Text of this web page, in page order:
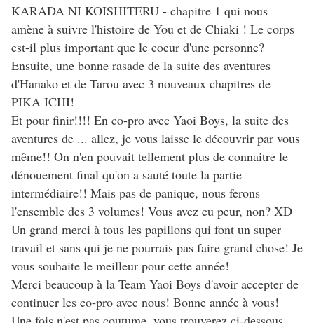
KARADA NI KOISHITERU - chapitre 1 qui nous
amène à suivre l'histoire de You et de Chiaki ! Le corps
est-il plus important que le coeur d'une personne?
Ensuite, une bonne rasade de la suite des aventures
d'Hanako et de Tarou avec 3 nouveaux chapitres de
PIKA ICHI!
Et pour finir!!!! En co-pro avec Yaoi Boys, la suite des
aventures de ... allez, je vous laisse le découvrir par vous
même!! On n'en pouvait tellement plus de connaitre le
dénouement final qu'on a sauté toute la partie
intermédiaire!! Mais pas de panique, nous ferons
l'ensemble des 3 volumes! Vous avez eu peur, non? XD
Un grand merci à tous les papillons qui font un super
travail et sans qui je ne pourrais pas faire grand chose! Je
vous souhaite le meilleur pour cette année!
Merci beaucoup à la Team Yaoi Boys d'avoir accepter de
continuer les co-pro avec nous! Bonne année à vous!